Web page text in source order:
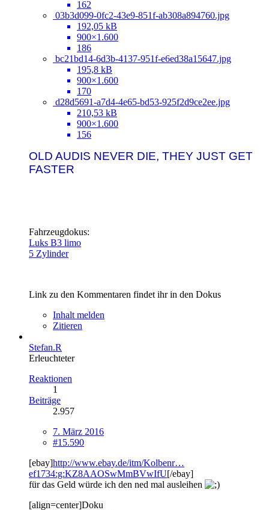
162
03b3d099-0fc2-43e9-851f-ab308a894760.jpg
192,05 kB
900×1.600
186
bc21bd14-6d3b-4137-951f-e6ed38a15647.jpg
195,8 kB
900×1.600
170
d28d5691-a7d4-4e65-bd53-925f2d9ce2ee.jpg
210,53 kB
900×1.600
156
OLD AUDIS NEVER DIE, THEY JUST GET
FASTER
Fahrzeugdokus:
Luks B3 limo
5 Zylinder
Link zu den Kommentaren findet ihr in den Dokus
Inhalt melden
Zitieren
Stefan.R
Erleuchteter
Reaktionen
1
Beiträge
2.957
7. März 2016
#15.590
[ebay]http://www.ebay.de/itm/Kolbenr…
ef1734:g:KZ8AAOSwMmBVwIfU[/ebay]
für das Geld würde ich den ned mal ausleihen
[align=center]Doku